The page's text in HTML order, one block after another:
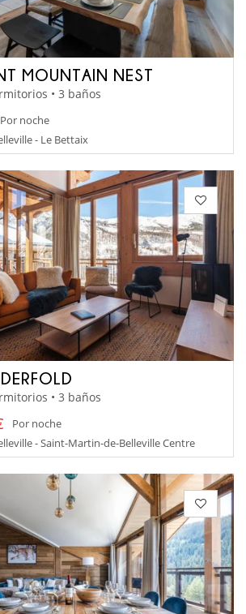
MOUNTAIN NEST
• 3 baños
Por noche
- Le Bettaix
• 3 baños
Por noche
- Saint-Martin-de-Belleville Centre